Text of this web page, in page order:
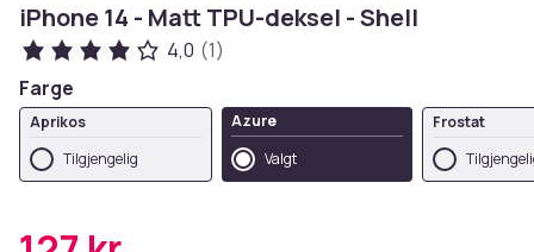
iPhone 14 - Matt TPU-deksel - Shell
4,0 (1)
Farge
Aprikos
Tilgjengelig
Azure
Valgt
Frostat